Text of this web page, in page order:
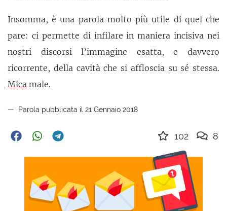
Insomma, è una parola molto più utile di quel che
pare: ci permette di infilare in maniera incisiva nei
nostri discorsi l’immagine esatta, e davvero
ricorrente, della cavità che si affloscia su sé stessa.
Mica male.
Parola pubblicata il 21 Gennaio 2018
102 8